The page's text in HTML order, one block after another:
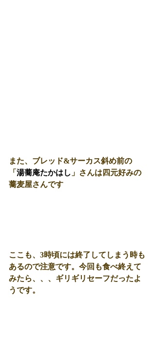
また、ブレッド&サーカス斜め前の
「 湯蕎庵たかはし 」さんは四元好みの
蕎麦屋さんです
ここも、3時頃には終了してしまう時も
あるので注意です。今回も食べ終えて
みたら、、、ギリギリセーフだったよ
うです。